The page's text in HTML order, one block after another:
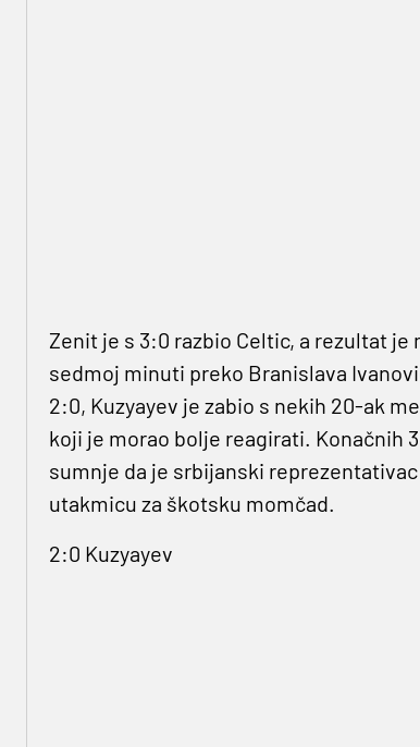
Zenit je s 3:0 razbio Celtic, a rezultat
sedmoj minuti preko Branislava
2:0, Kuzyayev je zabio s nekih 20-ak
koji je morao bolje reagirati. Konačnih
sumnje da je srbijanski
utakmicu za škotsku momčad.
2:0 Kuzyayev